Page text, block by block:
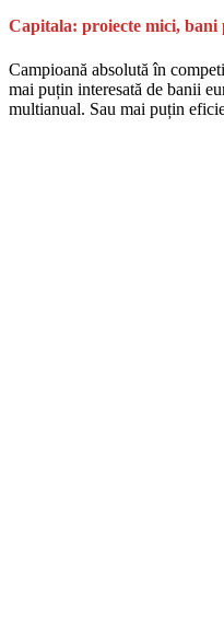
Capitala: proiecte mici, bani
Campioană absolută în
mai puțin interesată de banii
multianual. Sau mai puțin